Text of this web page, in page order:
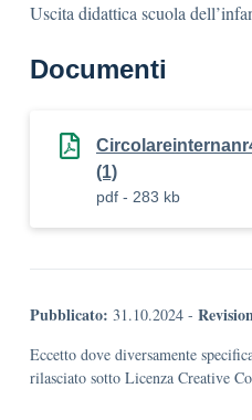
Uscita didattica scuola
Documenti
(1)
pdf - 283 kb
Pubblicato: 31.10.2024 -
Eccetto dove diversamente
rilasciato sotto Licenza Creative